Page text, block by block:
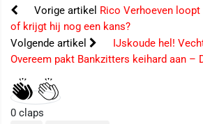
Vorige artikel Rico Verhoeven
of krijgt hij nog een kans?
Volgende artikel
IJskoude hel!
Overeem pakt Bankzitters keihard aan –
0 claps